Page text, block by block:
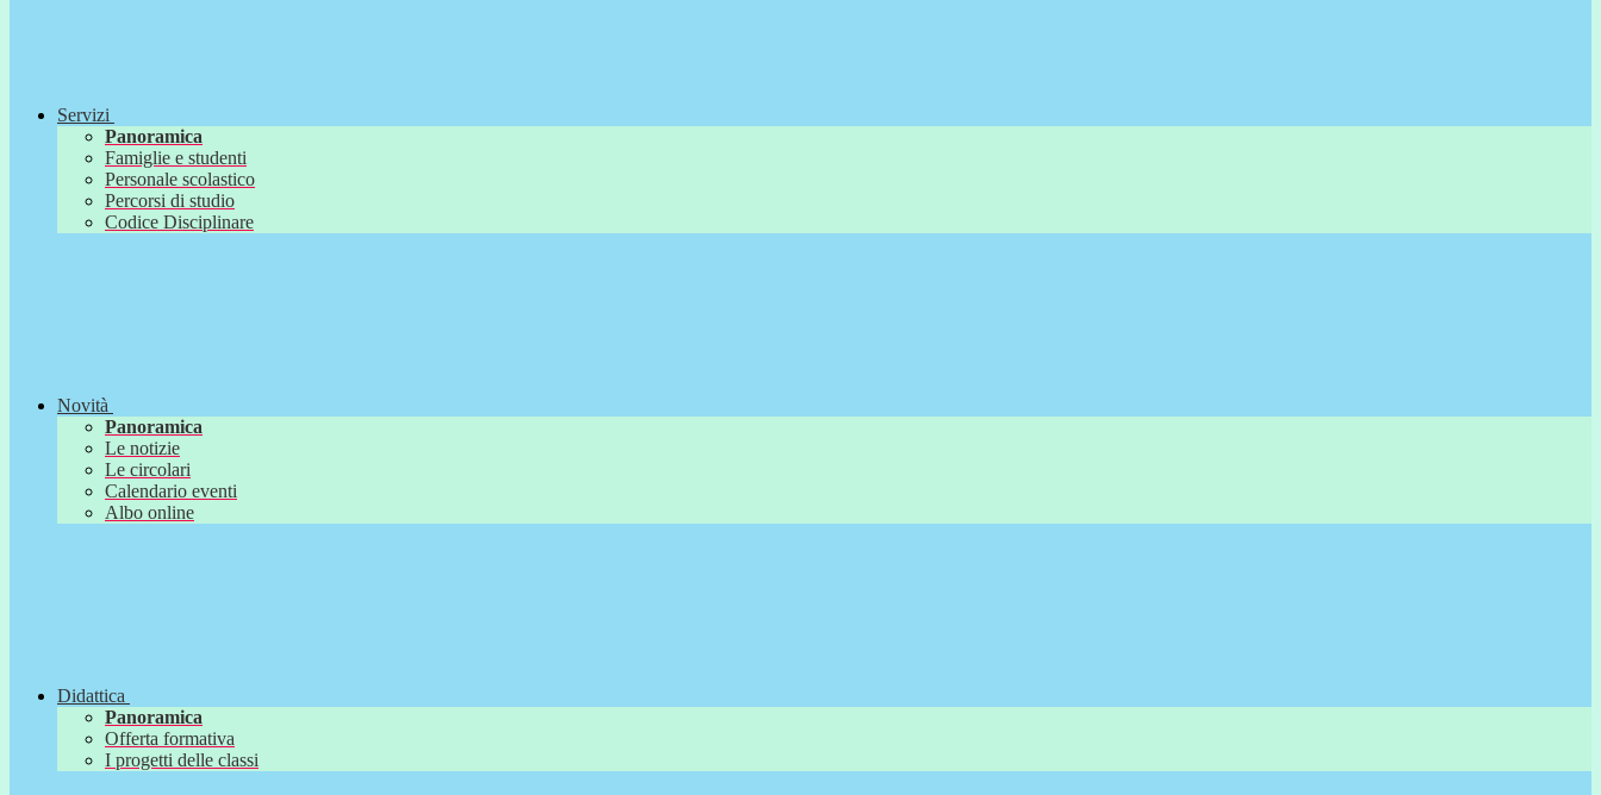
Servizi
Panoramica
Famiglie e studenti
Personale scolastico
Percorsi di studio
Codice Disciplinare
Novità
Panoramica
Le notizie
Le circolari
Calendario eventi
Albo online
Didattica
Panoramica
Offerta formativa
I progetti delle classi